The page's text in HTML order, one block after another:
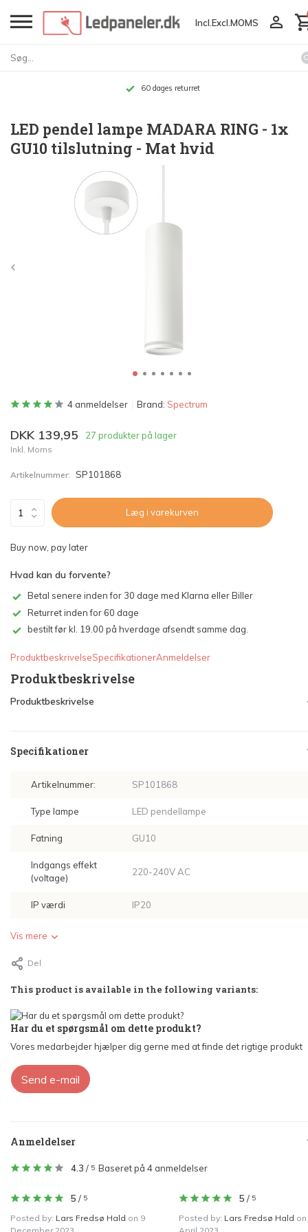
Incl. Excl. MOMS
60 dages returret
LED pendel lampe MADARA RING - 1x
GU10 tilslutning - Mat hvid
4 anmeldelser Brand: Spectrum
DKK 139,95 27 produkter på lager
Inkl. Moms
Artikelnummer: SP101868
Læg i varekurven
Buy now, pay later
Hvad kan du forvente?
Betal senere inden for 30 dage med Klarna eller Biller
Returret inden for 60 dage
bestilt før kl. 19.00 på hverdage afsendt samme dag.
ProduktbeskrivelseSpecifikationerAnmeldelser
Produktbeskrivelse
Produktbeskrivelse
Specifikationer
Artikelnummer: SP101868
Type lampe LED pendellampe
Fatning GU10
Indgangs effekt
(voltage)
220-240V AC
IP værdi IP20
Vis mere
Del
This product is available in the following variants:
Har du et spørgsmål om dette produkt?
Vores medarbejder hjælper dig gerne med at finde det rigtige produkt
Send e-mail
Anmeldelser
4.3 / 5 Baseret på 4 anmeldelser
5 / 5
Posted by: Lars Fredsø Hald on 9
5 / 5
Posted by: Lars Fredsø Hald